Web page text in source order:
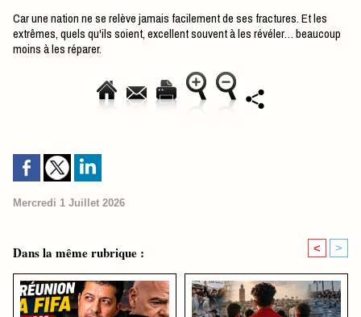
Car une nation ne se relève jamais facilement de ses fractures. Et les
extrêmes, quels qu'ils soient, excellent souvent à les révéler… beaucoup
moins à les réparer.
Mercredi 1 Juillet 2026
Dans la même rubrique : < >